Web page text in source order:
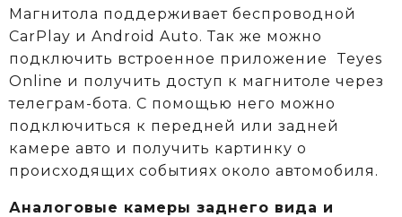
Магнитола поддерживает беспроводной
CarPlay и Android Auto. Так же можно
подключить встроенное приложение Teyes
Online и получить доступ к магнитоле через
телеграм-бота. С помощью него можно
подключиться к передней или задней
камере авто и получить картинку о
происходящих событиях около автомобиля.
Аналоговые камеры заднего вида и